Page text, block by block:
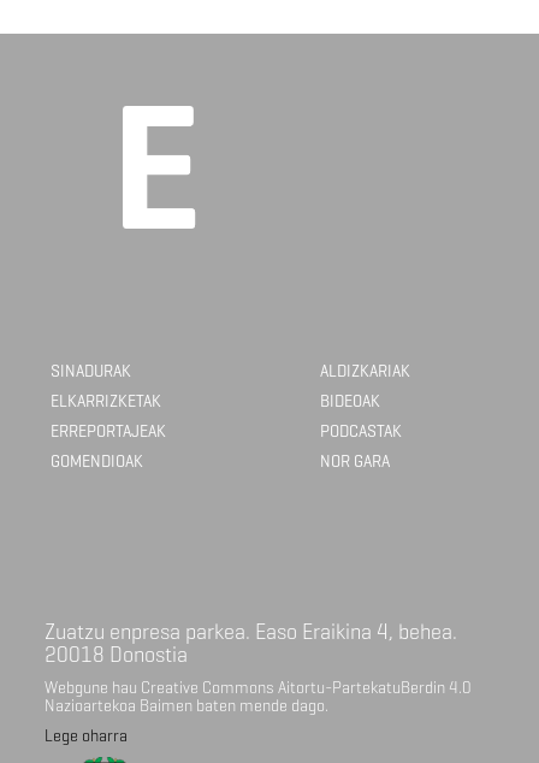
SINADURAK
ELKARRIZKETAK
ERREPORTAJEAK
GOMENDIOAK
ALDIZKARIAK
BIDEOAK
PODCASTAK
NOR GARA
Zuatzu enpresa parkea. Easo Eraikina 4, behea.
20018 Donostia
Webgune hau Creative Commons Aitortu-PartekatuBerdin 4.0
Nazioartekoa Baimen baten mende dago.
Lege oharra